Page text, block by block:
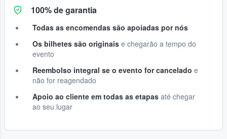
100% de garantia
Todas as encomendas são apoiadas por nós
Os bilhetes são originais e chegarão a tempo do
evento
Reembolso integral se o evento for cancelado e
não for reagendado
Apoio ao cliente em todas as etapas até chegar
ao seu lugar